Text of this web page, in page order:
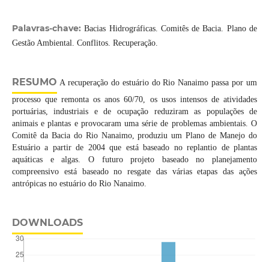
Palavras-chave:Bacias Hidrográficas. Comitês de Bacia. Plano de
Gestão Ambiental. Conflitos. Recuperação.
RESUMO A recuperação do estuário do Rio Nanaimo passa por um
processo que remonta os anos 60/70, os usos intensos de atividades
portuárias, industriais e de ocupação reduziram as populações de
animais e plantas e provocaram uma série de problemas ambientais. O
Comitê da Bacia do Rio Nanaimo, produziu um Plano de Manejo do
Estuário a partir de 2004 que está baseado no replantio de plantas
aquáticas e algas. O futuro projeto baseado no planejamento
compreensivo está baseado no resgate das várias etapas das ações
antrópicas no estuário do Rio Nanaimo.
DOWNLOADS